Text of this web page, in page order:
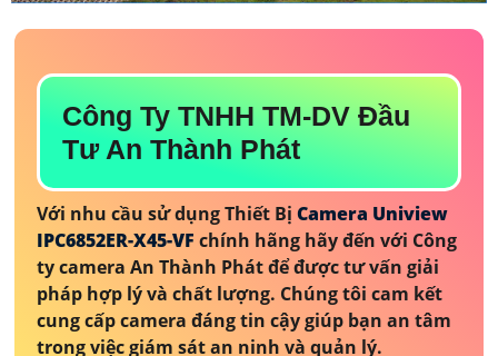
Công Ty TNHH TM-DV Đầu
Tư An Thành Phát
Với nhu cầu sử dụng Thiết Bị Camera Uniview
IPC6852ER-X45-VF chính hãng hãy đến với Công
ty camera An Thành Phát để được tư vấn giải
pháp hợp lý và chất lượng. Chúng tôi cam kết
cung cấp camera đáng tin cậy giúp bạn an tâm
trong việc giám sát an ninh và quản lý.